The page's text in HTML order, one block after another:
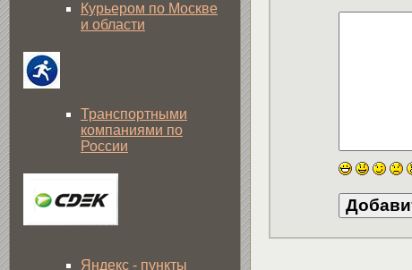
Курьером по Москве
и области
Транспортными
компаниями по
России
Яндекс - пункты